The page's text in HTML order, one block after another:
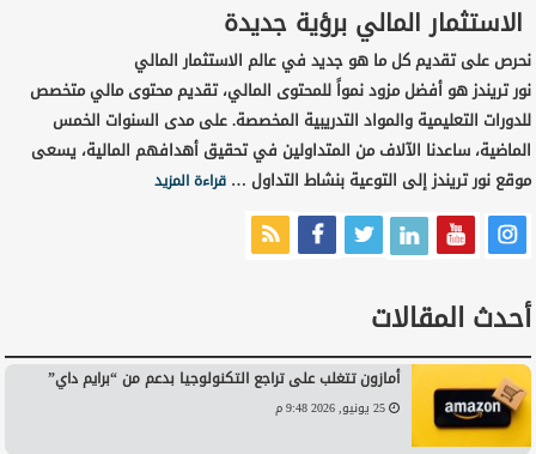
الاستثمار المالي برؤية جديدة
نحرص على تقديم كل ما هو جديد في عالم الاستثمار المالي
نور تريندز هو أفضل مزود نمواً للمحتوى المالي، تقديم محتوى مالي متخصص
للدورات التعليمية والمواد التدريبية المخصصة. على مدى السنوات الخمس
الماضية، ساعدنا الآلاف من المتداولين في تحقيق أهدافهم المالية، يسعى
موقع نور تريندز إلى التوعية بنشاط التداول …قراءة المزيد
أحدث المقالات
أمازون تتغلب على تراجع التكنولوجيا بدعم من “برايم داي”
25 يونيو, 2026 9:48 م